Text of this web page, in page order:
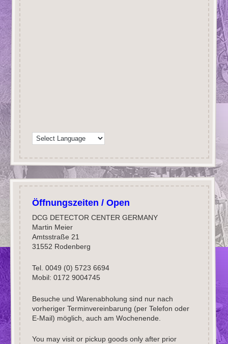
Öffnungszeiten / Open
DCG DETECTOR CENTER GERMANY
Martin Meier
Amtsstraße 21
31552 Rodenberg
Tel. 0049 (0) 5723 6694
Mobil: 0172 9004745
Besuche und Warenabholung sind nur nach
vorheriger Terminvereinbarung (per Telefon oder
E-Mail) möglich, auch am Wochenende.
You may visit or pickup goods only after prior